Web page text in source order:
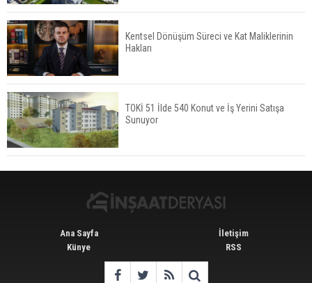
Aileden Miras Kalan Ev Nasıl Satılır?
İstanbul'da 15 Bin Kiralık Sosyal Konut Eylülde
Kiraya Verilecek
Kentsel Dönüşüm Süreci ve Kat Maliklerinin
Hakları
TOKİ 51 İlde 540 Konut ve İş Yerini Satışa
Sunuyor
Ana Sayfa
Künye
İletişim
RSS